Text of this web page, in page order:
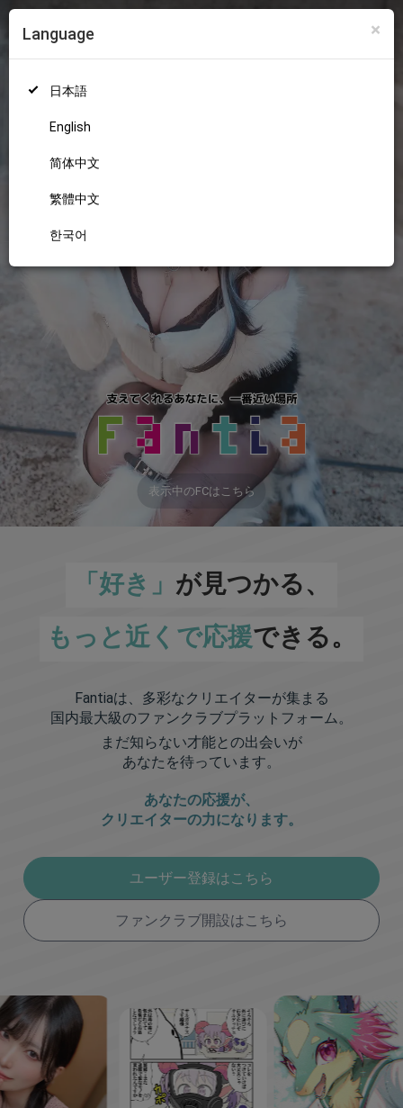
×
Language
日本語
English
简体中文
繁體中文
한국어
18+
表示中のFCはこちら
「好き」 が見つかる、
もっと近くで応援できる。
Fantiaは、多彩なクリエイターが集まる
国内最大級のファンクラブプラットフォーム。
まだ知らない才能との出会いが
あなたを待っています。
あなたの応援が、
クリエイターの力になります。
ユーザー登録はこちら
ファンクラブ開設はこちら